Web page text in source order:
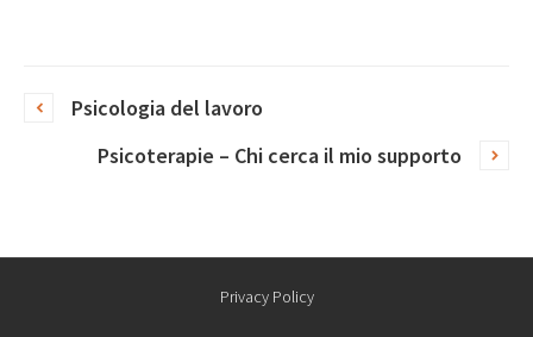
Psicologia del lavoro
Psicoterapie – Chi cerca il mio supporto
Privacy Policy